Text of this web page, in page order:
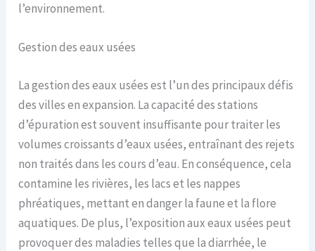
l’environnement.
Gestion des eaux usées
La gestion des eaux usées est l’un des principaux défis
des villes en expansion. La capacité des stations
d’épuration est souvent insuffisante pour traiter les
volumes croissants d’eaux usées, entraînant des rejets
non traités dans les cours d’eau. En conséquence, cela
contamine les rivières, les lacs et les nappes
phréatiques, mettant en danger la faune et la flore
aquatiques. De plus, l’exposition aux eaux usées peut
provoquer des maladies telles que la diarrhée, le